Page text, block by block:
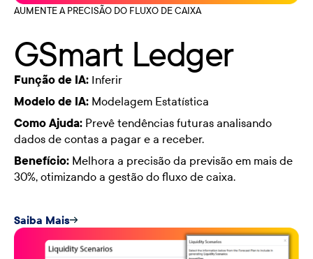
AUMENTE A PRECISÃO DO FLUXO DE CAIXA
GSmart Ledger
Função de IA:Inferir
Modelo de IA:Modelagem Estatística
Como Ajuda: Prevê tendências futuras analisando
dados de contas a pagar e a receber.
Benefício:Melhora a precisão da previsão em mais de
30%, otimizando a gestão do fluxo de caixa.
Saiba Mais